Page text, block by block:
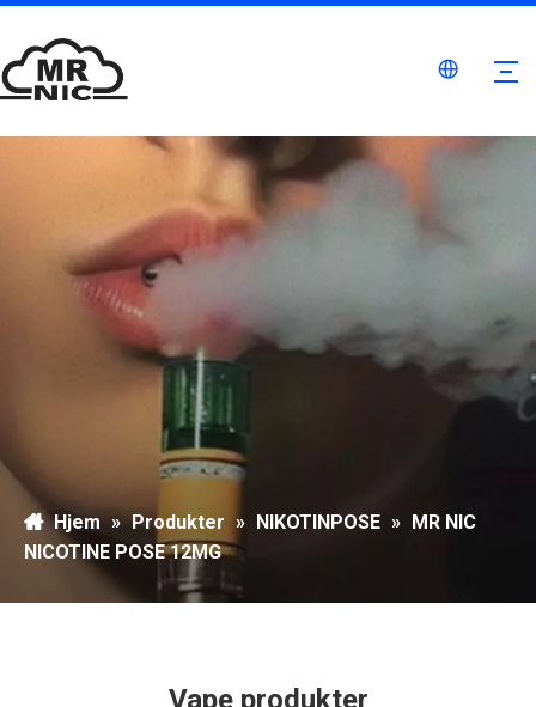
Hjem » Produkter » NIKOTINPOSE » MR NIC
NICOTINE POSE 12MG
Vape produkter